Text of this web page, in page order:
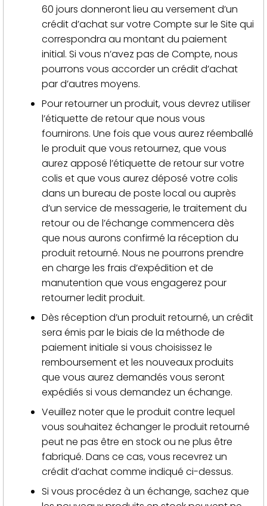
60 jours donneront lieu au versement d’un
crédit d’achat sur votre Compte sur le Site qui
correspondra au montant du paiement
initial. Si vous n’avez pas de Compte, nous
pourrons vous accorder un crédit d’achat
par d’autres moyens.
Pour retourner un produit, vous devrez utiliser
l’étiquette de retour que nous vous
fournirons. Une fois que vous aurez réemballé
le produit que vous retournez, que vous
aurez apposé l’étiquette de retour sur votre
colis et que vous aurez déposé votre colis
dans un bureau de poste local ou auprès
d’un service de messagerie, le traitement du
retour ou de l’échange commencera dès
que nous aurons confirmé la réception du
produit retourné. Nous ne pourrons prendre
en charge les frais d’expédition et de
manutention que vous engagerez pour
retourner ledit produit.
Dès réception d’un produit retourné, un crédit
sera émis par le biais de la méthode de
paiement initiale si vous choisissez le
remboursement et les nouveaux produits
que vous aurez demandés vous seront
expédiés si vous demandez un échange.
Veuillez noter que le produit contre lequel
vous souhaitez échanger le produit retourné
peut ne pas être en stock ou ne plus être
fabriqué. Dans ce cas, vous recevrez un
crédit d’achat comme indiqué ci-dessus.
Si vous procédez à un échange, sachez que